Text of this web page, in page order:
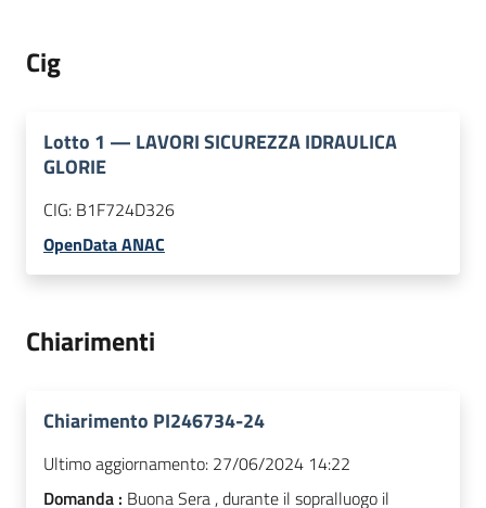
Cig
Lotto 1 — LAVORI SICUREZZA IDRAULICA
GLORIE
CIG: B1F724D326
OpenData ANAC
Chiarimenti
Chiarimento PI246734-24
Ultimo aggiornamento: 27/06/2024 14:22
Domanda : Buona Sera , durante il sopralluogo il